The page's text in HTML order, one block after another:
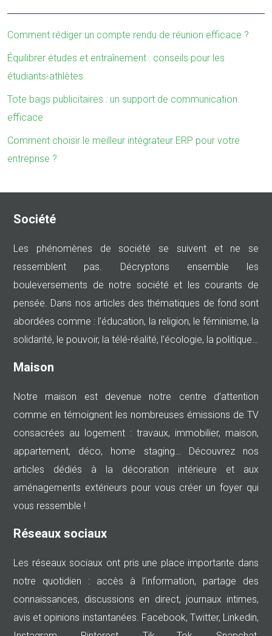
Comment rédiger un compte rendu de réunion efficace ?
Équilibrer études et entraînement : conseils pour les
étudiants-athlètes
Tote bags publicitaires : un support de communication
efficace
Comment choisir le meilleur intégrateur ERP pour votre
entreprise ?
Société
Les phénomènes de société se suivent et ne se
ressemblent pas. Décryptons ensemble les
bouleversements de notre société et les courants de
pensée. Dans nos articles des thématiques de fond sont
abordées comme : l’éducation, la religion, le féminisme, la
solidarité, le pouvoir, la télé-réalité, l’écologie, la politique…
Maison
Notre maison est devenue notre centre d’attention
comme en témoignent les nombreuses émissions de TV
consacrées au logement : travaux, immobilier, maison,
appartement, déco, home staging… Découvrez nos
articles dédiés à la décoration intérieure et aux
aménagements extérieurs pour vous créer un foyer qui
vous ressemble !
Réseaux sociaux
Les réseaux sociaux ont pris une place importante dans
notre quotidien : accès à l'information, partage des
connaissances, discussions en direct, journaux intimes,
avis et opinions instantanées. Facebook, Twitter, Linkedin,